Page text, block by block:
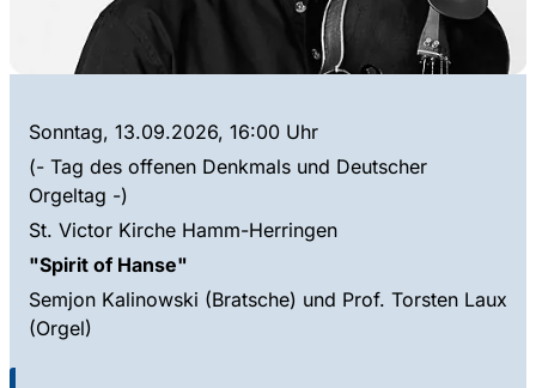
Sonntag, 13.09.2026, 16:00 Uhr
(- Tag des offenen Denkmals und Deutscher
Orgeltag -)
St. Victor Kirche Hamm-Herringen
"Spirit of Hanse"
Semjon Kalinowski (Bratsche) und Prof. Torsten Laux
(Orgel)